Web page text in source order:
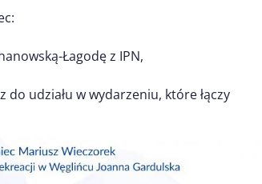
Łagodę z IPN,
udziału w wydarzeniu, które łączy